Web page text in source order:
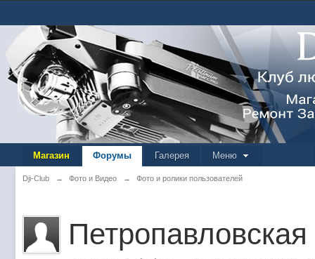
Магазин Форумы Галерея Меню
Dji-Club → Фото и Видео → Фото и ролики пользователей